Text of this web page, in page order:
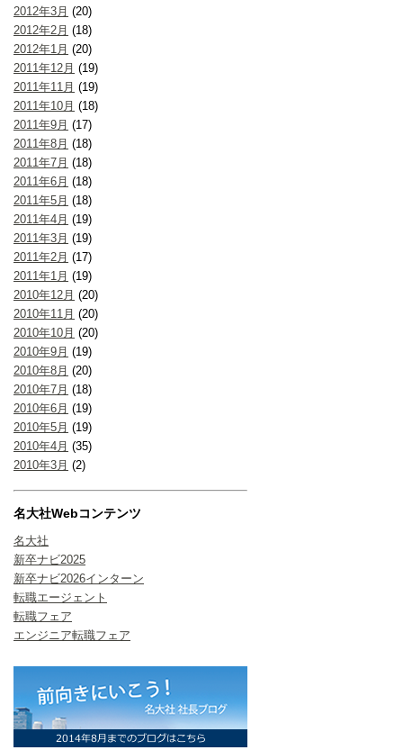
2012年3月 (20)
2012年2月 (18)
2012年1月 (20)
2011年12月 (19)
2011年11月 (19)
2011年10月 (18)
2011年9月 (17)
2011年8月 (18)
2011年7月 (18)
2011年6月 (18)
2011年5月 (18)
2011年4月 (19)
2011年3月 (19)
2011年2月 (17)
2011年1月 (19)
2010年12月 (20)
2010年11月 (20)
2010年10月 (20)
2010年9月 (19)
2010年8月 (20)
2010年7月 (18)
2010年6月 (19)
2010年5月 (19)
2010年4月 (35)
2010年3月 (2)
名大社Webコンテンツ
名大社
新卒ナビ2025
新卒ナビ2026インターン
転職エージェント
転職フェア
エンジニア転職フェア